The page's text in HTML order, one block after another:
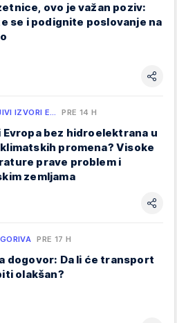
ovo je važan poziv:
se i podignite poslovanje na
IZVORI E… PRE 14 H
Evropa bez hidroelektrana u
promena? Visoke
prave problem i
zemljama
PRE 17 H
dogovor: Da li će transport
olakšan?